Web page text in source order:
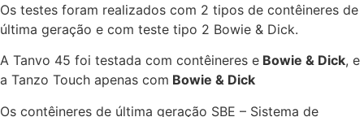
Os testes foram realizados com 2 tipos de contêineres de
última geração e com teste tipo 2 Bowie & Dick.
A Tanvo 45 foi testada com contêineres e Bowie & Dick, e
a Tanzo Touch apenas com Bowie & Dick
Os contêineres de última geração SBE – Sistema de